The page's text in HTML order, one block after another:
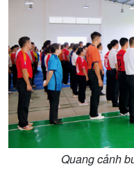
Quang cảnh